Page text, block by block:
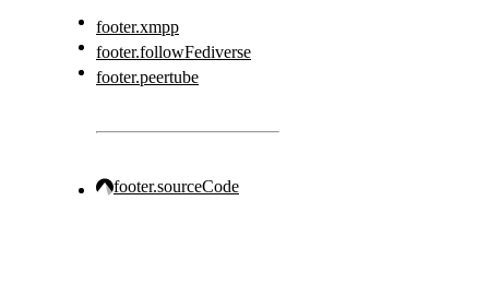
footer.xmpp
footer.followFediverse
footer.peertube
footer.sourceCode